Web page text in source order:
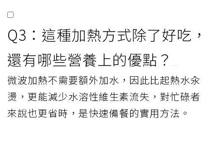
Q3：這種加熱方式除了好吃，
還有哪些營養上的優點？
微波加熱不需要額外加水，因此比起熱水汆
燙，更能減少水溶性維生素流失，對忙碌者
來說也更省時，是快速備餐的實用方法。